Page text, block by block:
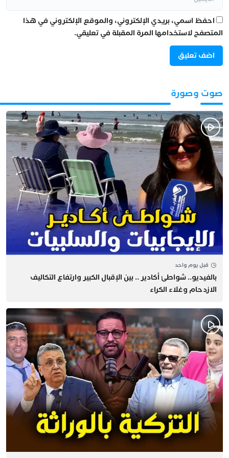
احفظ اسمي، بريدي الإلكتروني، والموقع الإلكتروني في هذا
المتصفح لاستخدامها المرة المقبلة في تعليقي.
صوت وصورة
قبل يوم واحد
بالفيديو.. شواطئ أكادير .. بين الإقبال الكبير وارتفاع التكاليف
الازدحام وغلاء الكراء